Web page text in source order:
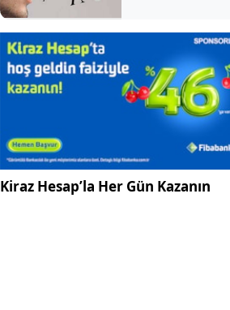
Kiraz Hesap’la Her Gün Kazanın